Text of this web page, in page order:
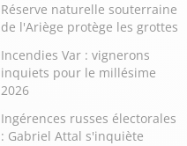
Réserve naturelle souterraine
de l'Ariège protège les grottes
Incendies Var : vignerons
inquiets pour le millésime
2026
Ingérences russes électorales
: Gabriel Attal s'inquiète